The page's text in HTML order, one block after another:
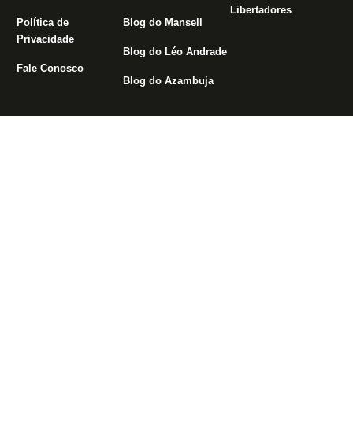
Política de
Privacidade
Fale Conosco
Blog do Mansell
Blog do Léo Andrade
Blog do Azambuja
Libertadores